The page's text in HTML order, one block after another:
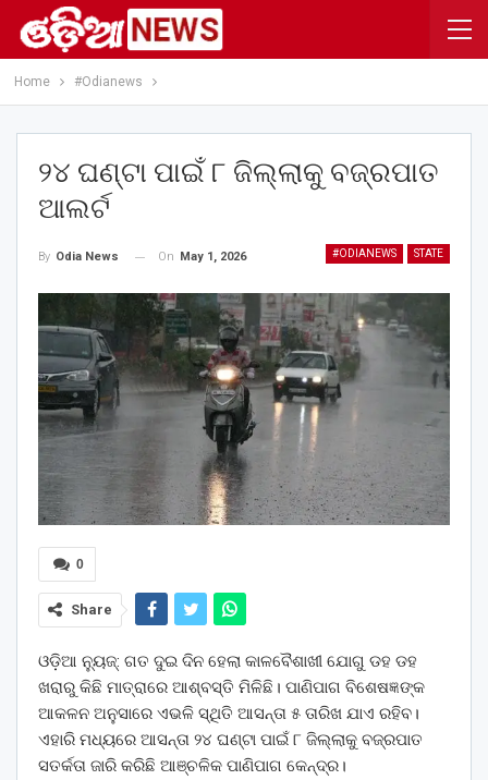
Home #Odianews
୨୪ ଘଣ୍ଟା ପାଇଁ ୮ ଜିଲ୍ଲାକୁ ବଜ୍ରପାତ
ଆଲର୍ଟ
#ODIANEWS STATE
By Odia News On May 1, 2026
0
Share
ଓଡ଼ିଆ ନ୍ୟୁଜ୍: ଗତ ଦୁଇ ଦିନ ହେଲା କାଳବୈଶାଖୀ ଯୋଗୁ ଡହ ଡହ
ଖରାରୁ କିଛି ମାତ୍ରାରେ ଆଶ୍ବସ୍ତି ମିଳିଛି। ପାଣିପାଗ ବିଶେଷଜ୍ଞଙ୍କ
ଆକଳନ ଅନୁସାରେ ଏଭଳି ସ୍ଥିତି ଆସନ୍ତା ୫ ତାରିଖ ଯାଏ ରହିବ।
ଏହାରି ମଧ୍ୟରେ ଆସନ୍ତା ୨୪ ଘଣ୍ଟା ପାଇଁ ୮ ଜିଲ୍ଲାକୁ ବଜ୍ରପାତ
ସତର୍କତା ଜାରି କରିଛି ଆଞ୍ଚଳିକ ପାଣିପାଗ କେନ୍ଦ୍ର।